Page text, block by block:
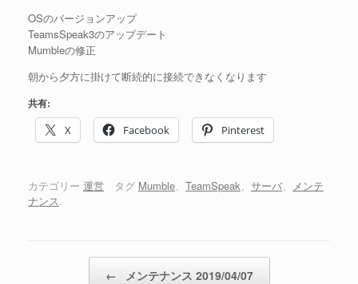
OSのバージョンアップ
TeamsSpeak3のアップデート
Mumbleの修正
朝から夕方に掛けて断続的に接続できなくなります
共有:
X
Facebook Pinterest
カテゴリー 運営 タグ Mumble TeamSpeak サーバ
メンテ
ナンス.
← メンテナンス 2019/04/07